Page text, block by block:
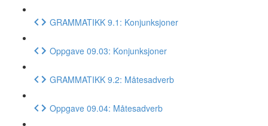
GRAMMATIKK 9.1: Konjunksjoner
Oppgave 09.03: Konjunksjoner
GRAMMATIKK 9.2: Måtesadverb
Oppgave 09.04: Måtesadverb